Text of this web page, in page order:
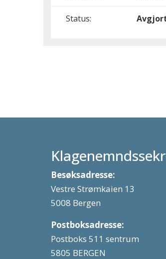
Status:
Besøksadresse:
Vestre Strømkaien 13
5008 Bergen
Postboksadresse:
Postboks 511 sentrum
5805 BERGEN